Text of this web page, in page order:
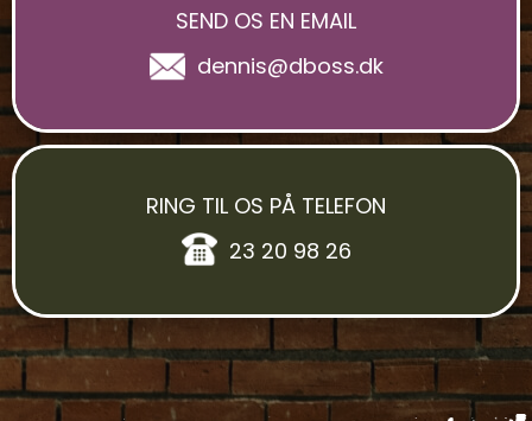
SEND OS EN EMAIL
dennis@dboss.dk
RING TIL OS PÅ TELEFON
23 20 98 26